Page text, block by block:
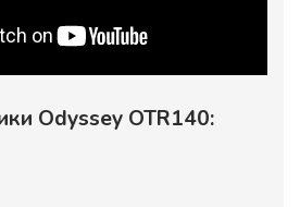
Odyssey OTR140: